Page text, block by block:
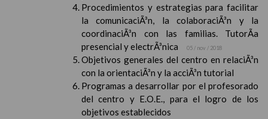
Procedimientos y estrategias para facilitar
la comunicaciÃ³n, la colaboraciÃ³n y la
coordinaciÃ³n con las familias. TutorÃ­a
presencial y electrÃ³nica
05 / nov / 2018
Objetivos generales del centro en relaciÃ³n
con la orientaciÃ³n y la acciÃ³n tutorial
Programas a desarrollar por el profesorado
del centro y E.O.E., para el logro de los
objetivos establecidos